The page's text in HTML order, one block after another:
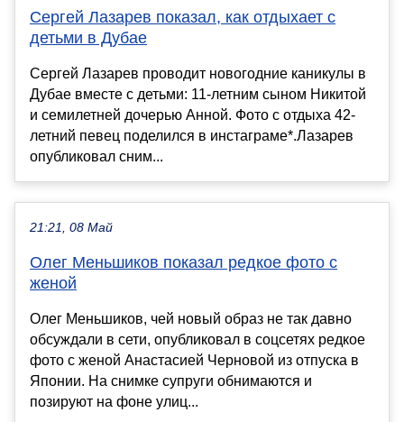
Сергей Лазарев показал, как отдыхает с
детьми в Дубае
Сергей Лазарев проводит новогодние каникулы в
Дубае вместе с детьми: 11-летним сыном Никитой
и семилетней дочерью Анной. Фото с отдыха 42-
летний певец поделился в инстаграме*.Лазарев
опубликовал сним...
21:21, 08 Май
Олег Меньшиков показал редкое фото с
женой
Олег Меньшиков, чей новый образ не так давно
обсуждали в сети, опубликовал в соцсетях редкое
фото с женой Анастасией Черновой из отпуска в
Японии. На снимке супруги обнимаются и
позируют на фоне улиц...